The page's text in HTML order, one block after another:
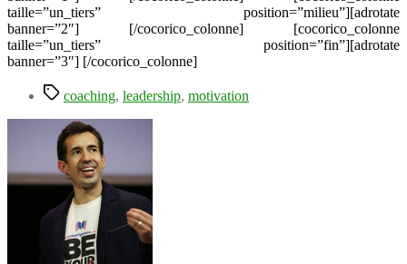
taille=”un_tiers” position=”milieu”][adrotate
banner=”2″] [/cocorico_colonne] [cocorico_colonne
taille=”un_tiers” position=”fin”][adrotate
banner=”3″] [/cocorico_colonne]
Étiquettes
coaching, leadership, motivation